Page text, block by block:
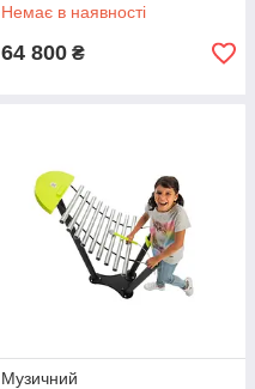
Немає в наявності
64 800 ₴
Музичний